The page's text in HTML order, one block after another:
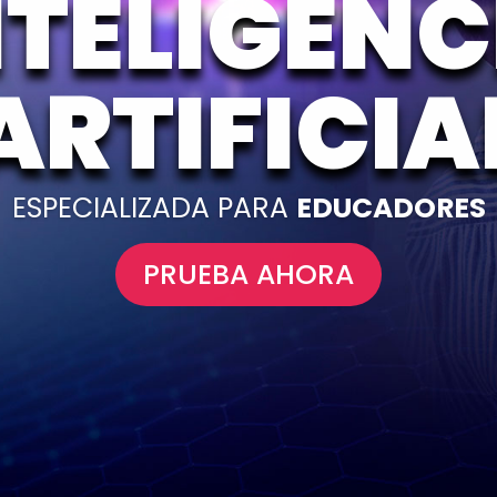
ESPECIALIZADA PARA EDUCADORES
PRUEBA AHORA